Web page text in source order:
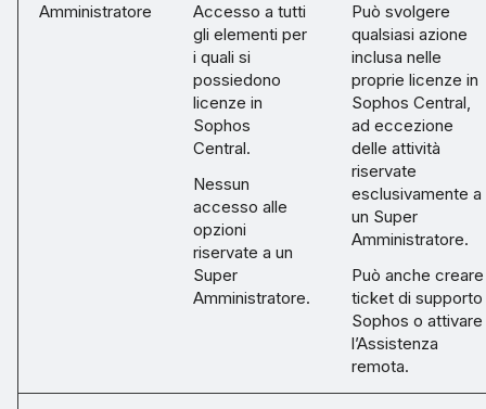
Amministratore
Accesso a tutti
gli elementi per
i quali si
possiedono
licenze in
Sophos
Central.
Nessun
accesso alle
opzioni
riservate a un
Super
Amministratore.
Può svolgere
qualsiasi azione
inclusa nelle
proprie licenze in
Sophos Central,
ad eccezione
delle attività
riservate
esclusivamente a
un Super
Amministratore.
Può anche creare
ticket di supporto
Sophos o attivare
l’Assistenza
remota.